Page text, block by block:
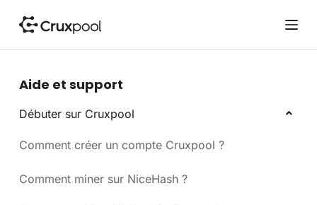
s
Aide et support
Débuter sur Cruxpool
Comment créer un compte Cruxpool ?
Comment miner sur NiceHash ?